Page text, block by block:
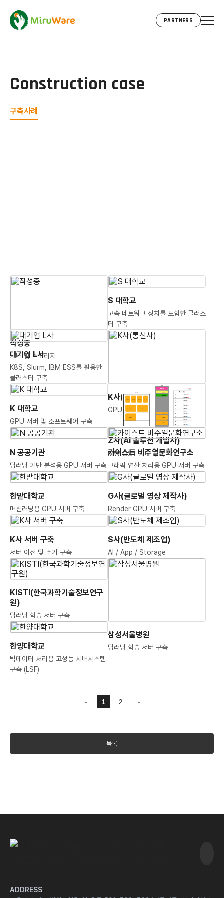
PARTNERS
Construction case
구축사례
작성중
서버 및 스토리지
S 대학교
터 구축
대기업 L사
클러스터 구축
K사(통신사)
GPU 서버 및 MW OST 구축
K 대학교
GPU 서버 및 소프트웨어 구축
Z사(AI 솔루션 개발사)
MW OST 서버 구축
N 공공기관
딥러닝 기반 분석용 GPU 서버 구축
카이스트 비주얼문화연구소
그래픽 연산 처리용 GPU 서버 구축
한밭대학교
머신러닝용 GPU 서버 구축
G사(글로벌 영상 제작사)
Render GPU 서버 구축
K사 서버 구축
서버 이전 및 추가 구축
S사(반도체 제조업)
AI / App / Storage
원)
딥러닝 학습 서버 구축
삼성서울병원
딥러닝 학습 서버 구축
한양대학교
구축 (LSF)
1 2
목록
ADDRESS